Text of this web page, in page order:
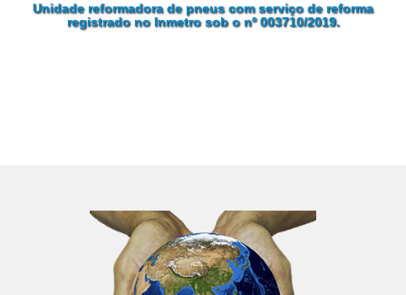
Unidade reformadora de pneus com serviço de reforma
registrado no Inmetro sob o nº 003710/2019.